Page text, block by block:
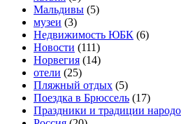
Мальдивы (5)
музеи (3)
Недвижимость ЮБК (6)
Новости (111)
Норвегия (14)
отели (25)
Пляжный отдых (5)
Поездка в Брюссель (17)
Праздники и традиции